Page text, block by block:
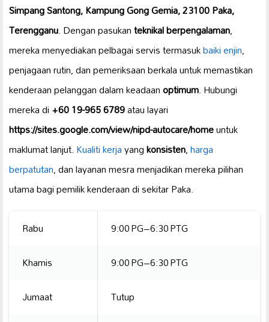
Simpang Santong, Kampung Gong Gemia, 23100 Paka,
Terengganu. Dengan pasukanteknikal berpengalaman,
mereka menyediakan pelbagai servis termasukbaiki enjin,
penjagaan rutin, dan pemeriksaan berkala untuk memastikan
kenderaan pelanggan dalam keadaanoptimum. Hubungi
mereka di+60 19-965 6789atau layari
https://sites.google.com/view/nipd-autocare/homeuntuk
maklumat lanjut.Kualiti kerjayangkonsisten,harga
berpatutan, dan layanan mesra menjadikan mereka pilihan
utama bagi pemilik kenderaan di sekitar Paka.
Rabu
9:00 PG–6:30 PTG
Khamis
9:00 PG–6:30 PTG
Jumaat
Tutup